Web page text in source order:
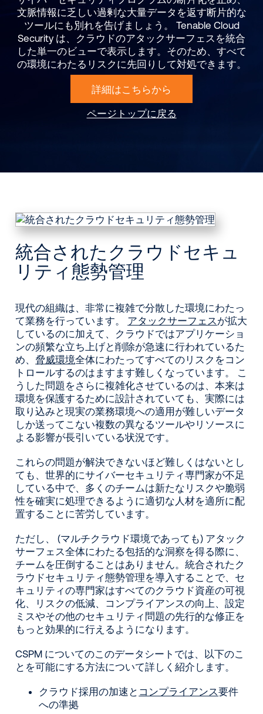
文脈情報に乏しい過剰な大量データを返す断片的な
ツールにも別れを告げましょう。 Tenable Cloud
Security は、クラウドのアタックサーフェスを統合
した単一のビューで表示します。そのため、すべて
の環境にわたるリスクに先回りして対処できます。
詳細はこちらから
ページトップに戻る
統合されたクラウドセキュ
リティ態勢管理
現代の組織は、非常に複雑で分散した環境にわたっ
て業務を行っています。 アタックサーフェス が拡大
しているのに加えて、クラウドではアプリケーショ
ンの頻繁な立ち上げと削除が急速に行われているた
め、 脅威環境全体にわたってすべてのリスクをコン
トロールするのはますます難しくなっています。 こ
うした問題をさらに複雑化させているのは、本来は
環境を保護するために設計されていても、実際には
取り込みと現実の業務環境への適用が難しいデータ
しか送ってこない複数の異なるツールやリソースに
よる影響が長引いている状況です。
これらの問題が解決できないほど難しくはないとし
ても、世界的にサイバーセキュリティ専門家が不足
している中で、多くのチームは新たなリスクや脆弱
性を確実に処理できるように適切な人材を適所に配
置することに苦労しています。
ただし、 (マルチクラウド環境であっても) アタック
サーフェス全体にわたる包括的な洞察を得る際に、
チームを圧倒することはありません。統合されたク
ラウドセキュリティ態勢管理を導入することで、セ
キュリティの専門家はすべてのクラウド資産の可視
化、リスクの低減、コンプライアンスの向上、設定
ミスやその他のセキュリティ問題の先行的な修正を
もっと効果的に行えるようになります。
CSPM についてのこのデータシートでは、以下のこ
とを可能にする方法について詳しく紹介します。
クラウド採用の加速と コンプライアンス要件
への準拠